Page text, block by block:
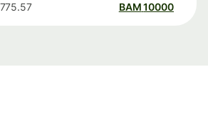
10000
BAM
4,775.57